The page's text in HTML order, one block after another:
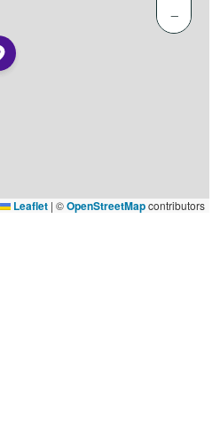
−
Leaflet | ©OpenStreetMapcontributors